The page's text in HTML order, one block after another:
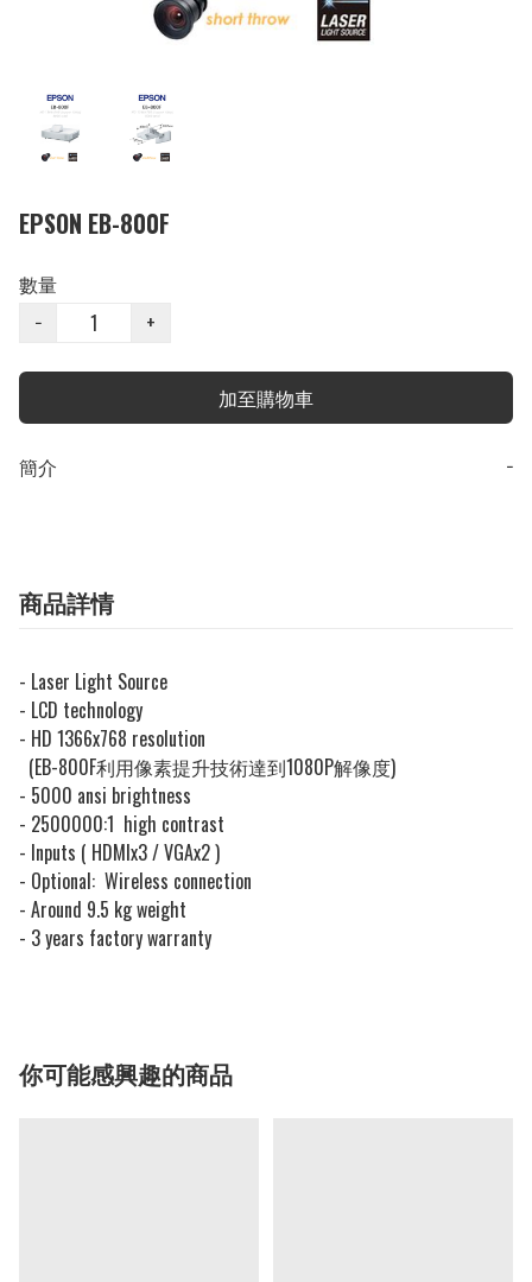
EPSON EB-800F
數量
−
+
加至購物車
簡介 −
商品詳情
- Laser Light Source
- LCD technology
- HD 1366x768 resolution
(EB-800F利用像素提升技術達到1080P解像度)
- 5000 ansi brightness
- 2500000:1 high contrast
- Inputs ( HDMIx3 / VGAx2 )
- Optional: Wireless connection
- Around 9.5 kg weight
- 3 years factory warranty
你可能感興趣的商品